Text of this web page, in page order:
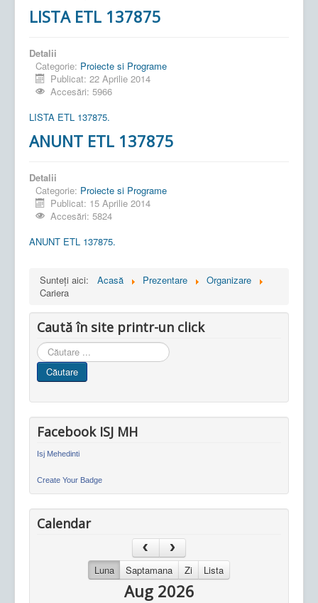
LISTA ETL 137875
Detalii
Categorie: Proiecte si Programe
Publicat: 22 Aprilie 2014
Accesări: 5966
LISTA ETL 137875.
ANUNT ETL 137875
Detalii
Categorie: Proiecte si Programe
Publicat: 15 Aprilie 2014
Accesări: 5824
ANUNT ETL 137875.
Sunteți aici: Acasă Prezentare
Organizare
Cariera
Caută în site printr-un click
Cauta
in
site
Căutare
Facebook ISJ MH
Isj Mehedinti
Create Your Badge
Calendar
Luna Saptamana Zi Lista
Aug 2026